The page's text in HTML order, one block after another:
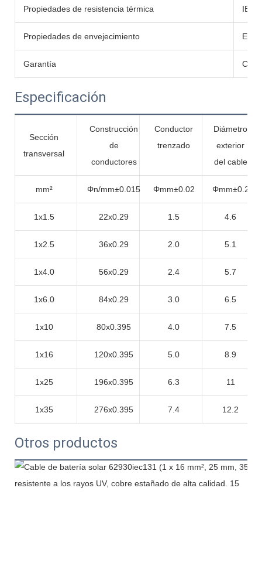
Propiedades de resistencia térmica
Propiedades de envejecimiento
Garantía
Especificación
Sección
transversal
Construcción
de
conductores
Conductor
trenzado
Diámetro
exterior
del cable
mm² Φn/mm±0.015 Φmm±0.02 Φmm±0.2
1x1.5 22x0.29 1.5 4.6
1x2.5 36x0.29 2.0 5.1
1x4.0 56x0.29 2.4 5.7
1x6.0 84x0.29 3.0 6.5
1x10 80x0.395 4.0 7.5
1x16 120x0.395 5.0 8.9
1x25 196x0.395 6.3 11
1x35 276x0.395 7.4 12.2
Otros productos